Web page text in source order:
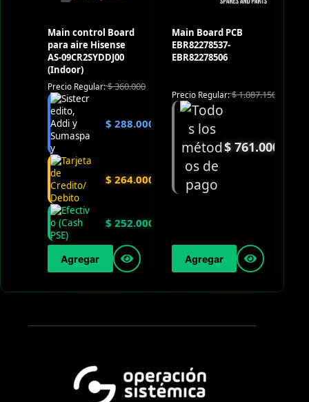
Main control Board
para aire Hisense
AS-09CR2SYDDJ00
(Indoor)
Precio Regular:$360.000
$ 288.000
$ 264.000
$ 252.000
Agregar
Main Board PCB
EBR82278537-
EBR82278506
Precio Regular:$1.087.150
$761.000
Agregar